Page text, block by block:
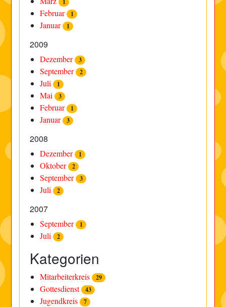
1
Februar 1
Januar 1
2009
Dezember 3
September 2
Juli 1
Mai 3
Februar 1
Januar 3
2008
Dezember 1
Oktober 2
September 3
Juli 2
2007
September 1
Juli 2
Kategorien
Mitarbeiterkreis 29
Gottesdienst 43
Jugendkreis 7